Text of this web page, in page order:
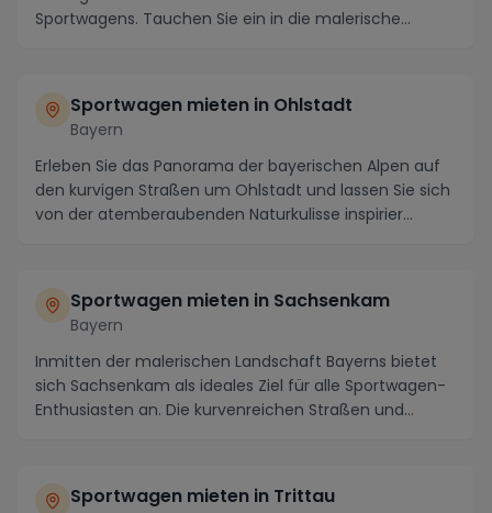
Sportwagens. Tauchen Sie ein in die malerische
Sportwagen mieten in Ohlstadt
Bayern
Erleben Sie das Panorama der bayerischen Alpen auf
den kurvigen Straßen um Ohlstadt und lassen Sie sich
von der atemberaubenden Naturkulisse inspirier...
Sportwagen mieten in Sachsenkam
Bayern
Inmitten der malerischen Landschaft Bayerns bietet
sich Sachsenkam als ideales Ziel für alle Sportwagen-
Enthusiasten an. Die kurvenreichen Straßen und...
Sportwagen mieten in Trittau